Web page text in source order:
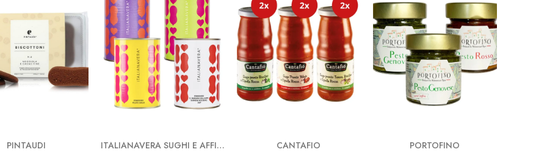
PINTAUDI ITALIANAVERA SUGHI E AFFINI CANTAFIO PORTOFINO